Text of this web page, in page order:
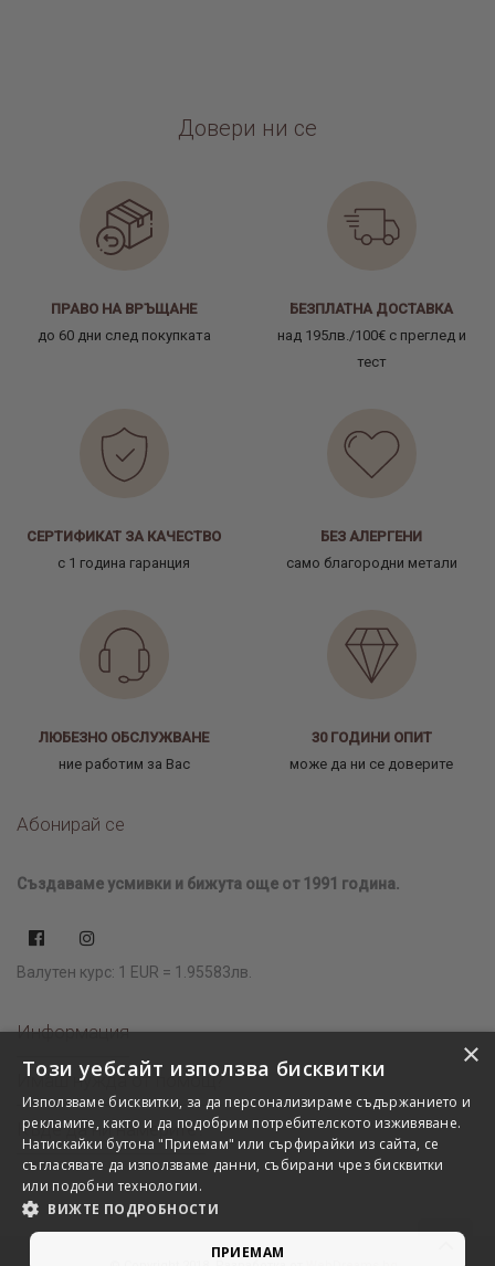
Довери ни се
ПРАВО НА ВРЪЩАНЕ
до 60 дни след покупката
БЕЗПЛАТНА ДОСТАВКА
над 195лв./100€ с преглед и
тест
СЕРТИФИКАТ ЗА КАЧЕСТВО
с 1 година гаранция
БЕЗ АЛЕРГЕНИ
само благородни метали
ЛЮБЕЗНО ОБСЛУЖВАНЕ
ние работим за Вас
30 ГОДИНИ ОПИТ
може да ни се доверите
Абонирай се
Създаваме усмивки и бижута още от 1991 година.
Валутен курс: 1 EUR = 1.95583лв.
Информация
Имаш нужда от помощ?
Къде да ни намерите?
×
Този уебсайт използва бисквитки
Използваме бисквитки, за да персонализираме съдържанието и
рекламите, както и да подобрим потребителското изживяване.
Натискайки бутона "Приемам" или сърфирайки из сайта, се
съгласявате да използваме данни, събирани чрез бисквитки
или подобни технологии.
ВИЖТЕ ПОДРОБНОСТИ
ПРИЕМАМ